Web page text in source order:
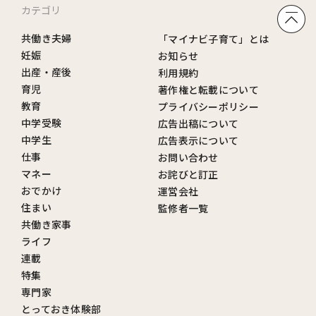
カテゴリ
共働き夫婦
妊娠
出産・産後
育児
教育
中学受験
中学生
仕事
マネー
おでかけ
住まい
共働き家事
ライフ
連載
特集
専門家
とっておき体験部
「マイナビ子育て」とは
お知らせ
利用規約
著作権と転載について
プライバシーポリシー
広告出稿について
広告表示について
お問い合わせ
お詫びと訂正
運営会社
監修者一覧